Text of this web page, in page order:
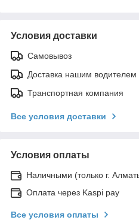
Условия доставки
Самовывоз
Доставка нашим
Транспортная компания
Все условия доставки
Условия оплаты
Наличными (только г.
Оплата через Kaspi pay
Все условия оплаты